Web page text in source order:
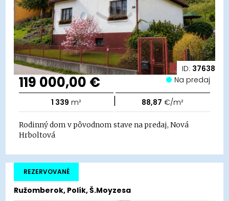
ID: 37638
119 000,00 € Na predaj
1 339 m² | 88,87 €/m²
Rodinný dom v pôvodnom stave na predaj, Nová
Hrboltová
Ružomberok, Polík, Š.Moyzesa
REZERVOVANÉ